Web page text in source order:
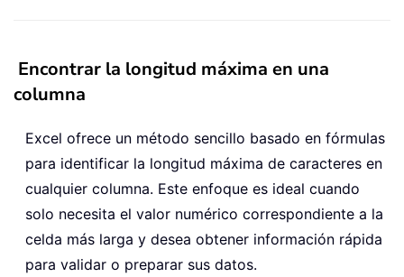
Encontrar la longitud máxima en una
columna
Excel ofrece un método sencillo basado en fórmulas
para identificar la longitud máxima de caracteres en
cualquier columna. Este enfoque es ideal cuando
solo necesita el valor numérico correspondiente a la
celda más larga y desea obtener información rápida
para validar o preparar sus datos.